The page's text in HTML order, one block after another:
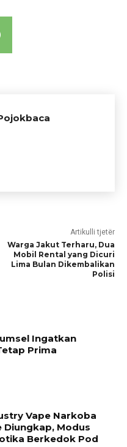
Artikulli tjetër
Warga Jakut Terharu, Dua
Mobil Rental yang Dicuri
Lima Bulan Dikembalikan
Polisi
Ingatkan
Prima
Vape Narkoba
Diungkap, Modus
Berkedok Pod